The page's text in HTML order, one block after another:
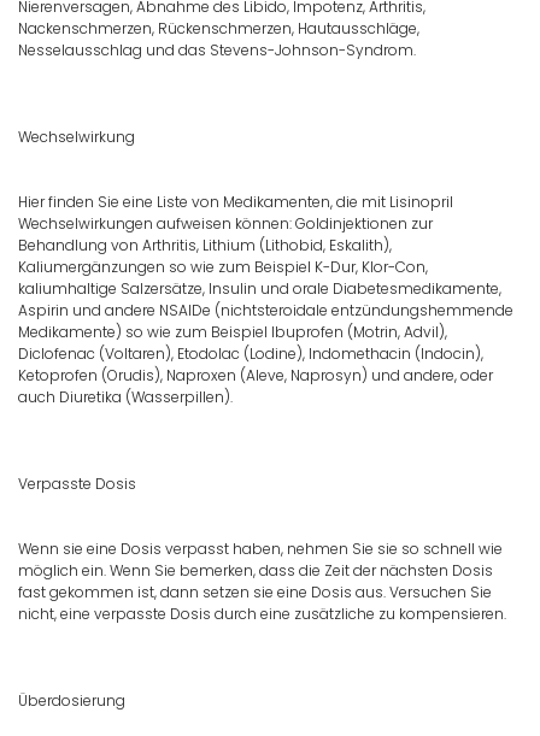
Nierenversagen, Abnahme des Libido, Impotenz, Arthritis,
Nackenschmerzen, Rückenschmerzen, Hautausschläge,
Nesselausschlag und das Stevens-Johnson-Syndrom.
Wechselwirkung
Hier finden Sie eine Liste von Medikamenten, die mit Lisinopril
Wechselwirkungen aufweisen können: Goldinjektionen zur
Behandlung von Arthritis, Lithium (Lithobid, Eskalith),
Kaliumergänzungen so wie zum Beispiel K-Dur, Klor-Con,
kaliumhaltige Salzersätze, Insulin und orale Diabetesmedikamente,
Aspirin und andere NSAIDe (nichtsteroidale entzündungshemmende
Medikamente) so wie zum Beispiel Ibuprofen (Motrin, Advil),
Diclofenac (Voltaren), Etodolac (Lodine), Indomethacin (Indocin),
Ketoprofen (Orudis), Naproxen (Aleve, Naprosyn) und andere, oder
auch Diuretika (Wasserpillen).
Verpasste Dosis
Wenn sie eine Dosis verpasst haben, nehmen Sie sie so schnell wie
möglich ein. Wenn Sie bemerken, dass die Zeit der nächsten Dosis
fast gekommen ist, dann setzen sie eine Dosis aus. Versuchen Sie
nicht, eine verpasste Dosis durch eine zusätzliche zu kompensieren.
Überdosierung